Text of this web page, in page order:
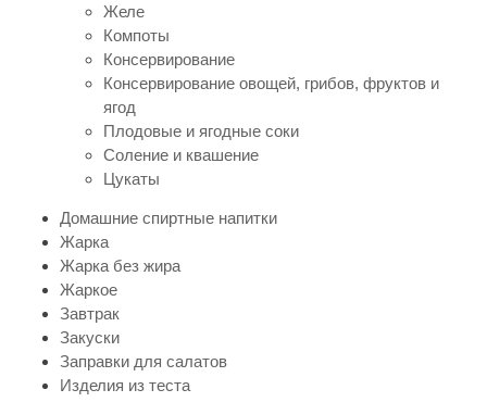
Желе
Компоты
Консервирование
Консервирование овощей, грибов, фруктов и
ягод
Плодовые и ягодные соки
Соление и квашение
Цукаты
Домашние спиртные напитки
Жарка
Жарка без жира
Жаркое
Завтрак
Закуски
Заправки для салатов
Изделия из теста